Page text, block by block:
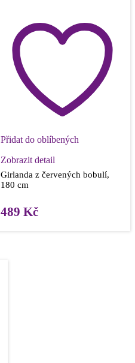
Přidat do oblíbených
Zobrazit detail
Girlanda z červených bobulí,
180 cm
489 Kč